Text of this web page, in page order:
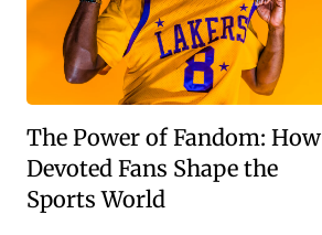
The Power of Fandom: How
Devoted Fans Shape the
Sports World